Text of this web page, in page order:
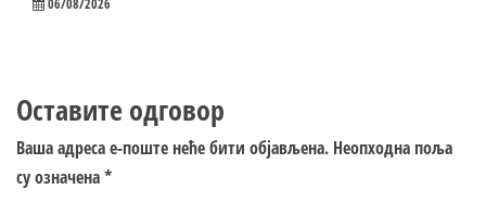
06/08/2026
Оставите одговор
Ваша адреса е-поште неће бити објављена. Неопходна поља
су означена*